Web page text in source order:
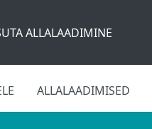
ALLALAADIMINE
ALLALAADIMISED